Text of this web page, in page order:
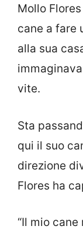
Mollo
cane a fare
alla sua
vite.
Sta
qui il suo
direzione
Flores ha
“Il mio